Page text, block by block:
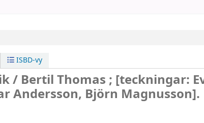
ISBD-vy
/ Bertil Thomas ; [teckningar:
Andersson, Björn Magnusson].